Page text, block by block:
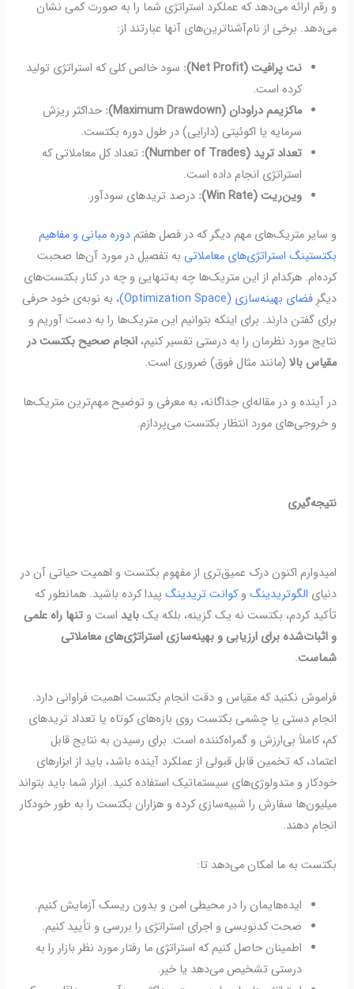
و رقم ارائه می‌دهد که عملکرد استراتژی شما را به صورت کمی نشان
می‌دهد. برخی از نام‌آشناترین‌های آنها عبارتند از:
نت پرافیت (Net Profit):
سود خالص کلی که استراتژی تولید
کرده است.
ماکزیمم دراودان (Maximum Drawdown):
حداکثر ریزش
سرمایه یا اکوئیتی (دارایی) در طول دوره بکتست.
تعداد ترید (Number of Trades):
تعداد کل معاملاتی که
استراتژی انجام داده است.
وین‌ریت (Win Rate):
درصد تریدهای سودآور.
و سایر متریک‌های مهم دیگر که در فصل هفتمدوره مبانی و مفاهیم
بکتستینگ استراتژی‌های معاملاتی به تفصیل در مورد آن‌ها صحبت
کرده‌ام. هرکدام از این متریک‌ها چه به‌تنهایی و چه در کنار بکتست‌های
دیگرِفضای بهینه‌سازی (Optimization Space)
، به نوبه‌ی خود حرفی
برای گفتن دارند. برای اینکه بتوانیم این متریک‌ها را به دست آوریم و
نتایج مورد نظرمان را به درستی تفسیر کنیم،انجام صحیح بکتست در
مقیاس بالا (مانند مثال فوق) ضروری است.
در آینده و در مقاله‌ای جداگانه، به معرفی و توضیح مهم‌ترین متریک‌ها
و خروجی‌های مورد انتظار بکتست می‌پردازم.
نتیجه‌گیری
امیدوارم اکنون درک عمیق‌تری از مفهوم بکتست و اهمیت حیاتی آن در
دنیای الگوتریدینگ وکوانت تریدینگ پیدا کرده باشید. همانطور که
تأکید کردم، بکتست نه یک گزینه، بلکه یکباید است وتنها راه علمی
و اثبات‌شده برای ارزیابی و بهینه‌سازی استراتژی‌های معاملاتی
شماست.
فراموش نکنید که مقیاس و دقت انجام بکتست اهمیت فراوانی دارد.
انجام دستی یا چشمی بکتست روی بازه‌های کوتاه یا تعداد تریدهای
کم، کاملاً بی‌ارزش و گمراه‌کننده است. برای رسیدن به نتایج قابل
اعتماد، که تخمین قابل قبولی از عملکرد آینده باشد، باید از ابزارهای
خودکار و متدولوژی‌های سیستماتیک استفاده کنید. ابزار شما باید بتواند
میلیون‌ها سفارش را شبیه‌سازی کرده و هزاران بکتست را به طور خودکار
انجام دهند.
بکتست به ما امکان می‌دهد تا:
ایده‌هایمان را در محیطی امن و بدون ریسک آزمایش کنیم.
صحت کدنویسی و اجرای استراتژی را بررسی و تأیید کنیم.
اطمینان حاصل کنیم که استراتژی ما رفتار مورد نظر بازار را به
درستی تشخیص می‌دهد یا خیر.